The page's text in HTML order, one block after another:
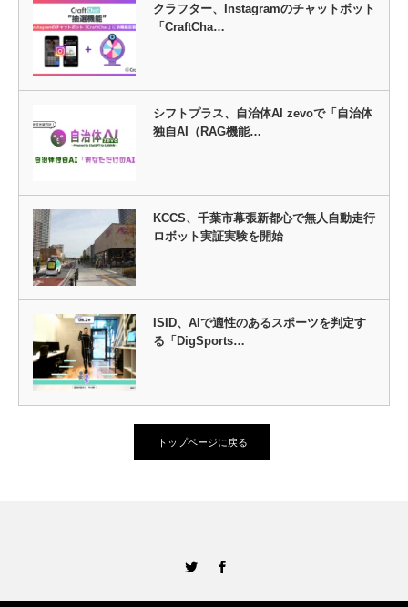
クラフター、Instagramのチャットボット
「CraftCha…
シフトプラス、自治体AI zevoで「自治体
独自AI（RAG機能…
KCCS、千葉市幕張新都心で無人自動走行
ロボット実証実験を開始
ISID、AIで適性のあるスポーツを判定す
る「DigSports…
トップページに戻る